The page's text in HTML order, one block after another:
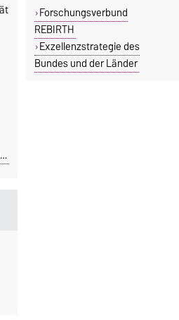
Forschungsverbund
REBIRTH
Exzellenzstrategie des
Bundes und der Länder